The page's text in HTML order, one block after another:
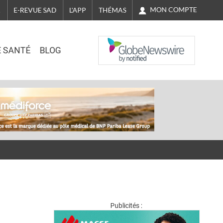
E-REVUE SAD L'APP THÉMAS MON COMPTE
SANTÉ BLOG
NASDAQ
Publicités :